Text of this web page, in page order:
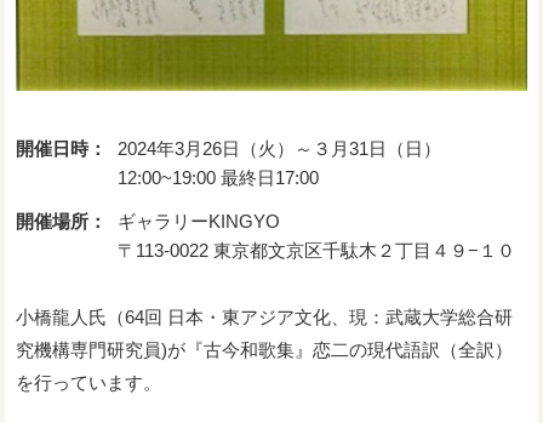
開催日時：
2024年3月26日（火）～３月31日（日）
12:00~19:00 最終日17:00
開催場所：
ギャラリーKINGYO
〒113-0022 東京都文京区千駄木２丁目４９−１０
小橋龍人氏（64回 日本・東アジア文化、現：武蔵大学総合研
究機構専門研究員)が『古今和歌集』恋二の現代語訳（全訳）
を行っています。